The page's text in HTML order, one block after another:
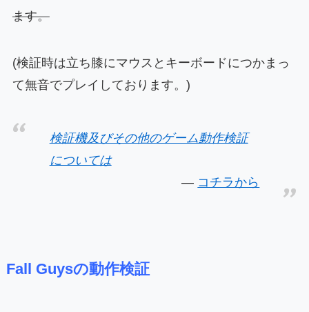
ます。
(検証時は立ち膝にマウスとキーボードにつかまっ
て無音でプレイしております。)
検証機及びその他のゲーム動作検証
については
コチラから
Fall Guysの動作検証